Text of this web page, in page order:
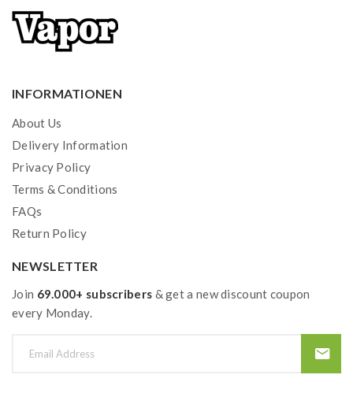
INFORMATIONEN
About Us
Delivery Information
Privacy Policy
Terms & Conditions
FAQs
Return Policy
NEWSLETTER
Join 69.000+ subscribers & get a new discount coupon
every Monday.